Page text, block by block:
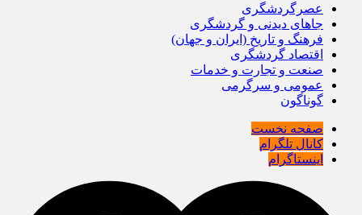
عصرگردشگری
جاهای دیدنی و گردشگری
فرهنگ و تاریخ (ایران و جهان)
اقتصاد گردشگری
صنعت و تجارت و خدمات
عمومی و سرگرمی
گوناگون
صفحه نخست
کانال تلگرام
اینستاگرام